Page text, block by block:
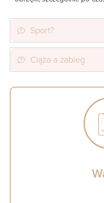
Sport?
Ciąża a zabieg